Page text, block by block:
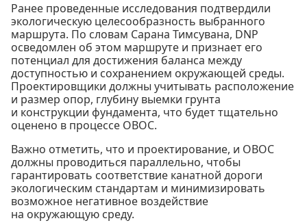
Ранее проведенные исследования подтвердили
экологическую целесообразность выбранного
маршрута. По словам Сарана Тимсувана, DNP
осведомлен об этом маршруте и признает его
потенциал для достижения баланса между
доступностью и сохранением окружающей среды.
Проектировщики должны учитывать расположение
и размер опор, глубину выемки грунта
и конструкции фундамента, что будет тщательно
оценено в процессе ОВОС.
Важно отметить, что и проектирование, и ОВОС
должны проводиться параллельно, чтобы
гарантировать соответствие канатной дороги
экологическим стандартам и минимизировать
возможное негативное воздействие
на окружающую среду.